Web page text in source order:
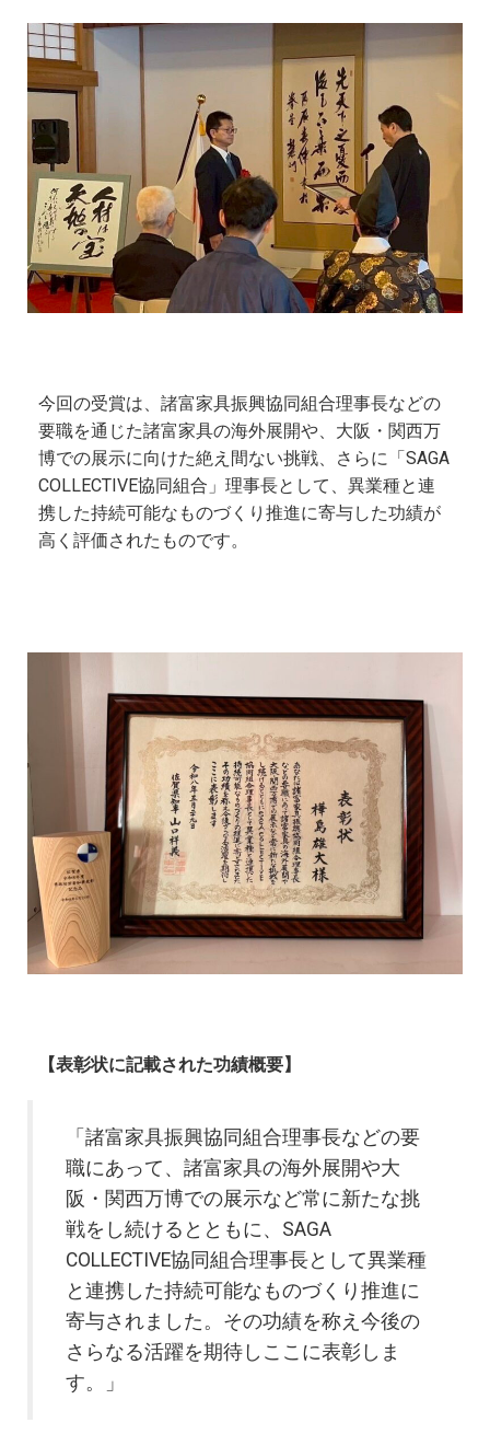
今回の受賞は、諸富家具振興協同組合理事長などの
要職を通じた諸富家具の海外展開や、大阪・関西万
博での展示に向けた絶え間ない挑戦、さらに「SAGA
COLLECTIVE協同組合」理事長として、異業種と連
携した持続可能なものづくり推進に寄与した功績が
高く評価されたものです。
【表彰状に記載された功績概要】
「諸富家具振興協同組合理事長などの要
職にあって、諸富家具の海外展開や大
阪・関西万博での展示など常に新たな挑
戦をし続けるとともに、SAGA
COLLECTIVE協同組合理事長として異業種
と連携した持続可能なものづくり推進に
寄与されました。その功績を称え今後の
さらなる活躍を期待しここに表彰しま
す。」